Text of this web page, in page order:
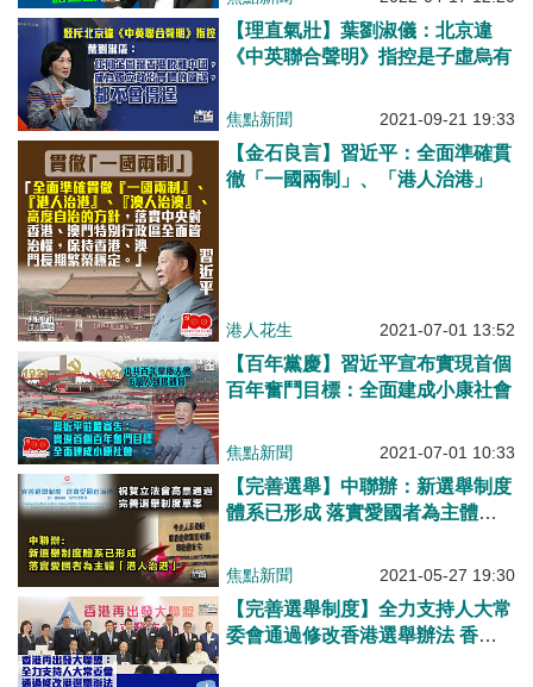
【理直氣壯】葉劉淑儀：北京違
《中英聯合聲明》指控是子虛烏有
焦點新聞 2021-09-21 19:33
【金石良言】習近平：全面準確貫
徹「一國兩制」、「港人治港」
港人花生 2021-07-01 13:52
【百年黨慶】習近平宣布實現首個
百年奮鬥目標：全面建成小康社會
焦點新聞 2021-07-01 10:33
【完善選舉】中聯辦：新選舉制度
體系已形成 落實愛國者為主體
焦點新聞 2021-05-27 19:30
【完善選舉制度】全力支持人大常
委會通過修改香港選舉辦法 香港